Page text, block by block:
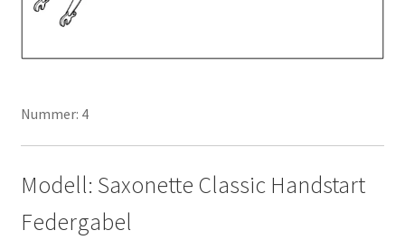
Nummer: 4
Modell: Saxonette Classic Handstart
Federgabel